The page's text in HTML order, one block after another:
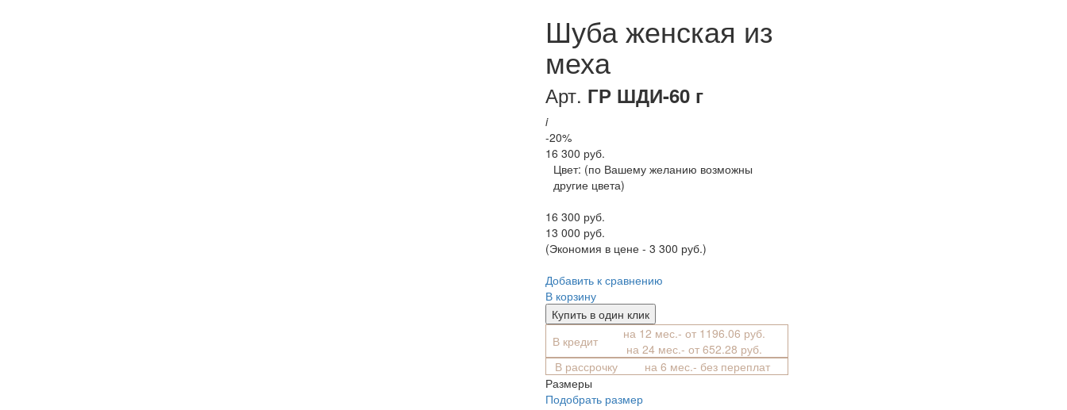
Шуба женская из
меха
Арт. ГР ШДИ-60 г
i
-20%
16 300 руб.
Цвет: (по Вашему желанию возможны
другие цвета)
16 300 руб.
13 000 руб.
(Экономия в цене - 3 300 руб.)
Добавить к сравнению
В корзину
Купить в один клик
В кредит
на 12 мес.- от 1196.06 руб.
на 24 мес.- от 652.28 руб.
В рассрочку
на 6 мес.- без переплат
Размеры
Подобрать размер